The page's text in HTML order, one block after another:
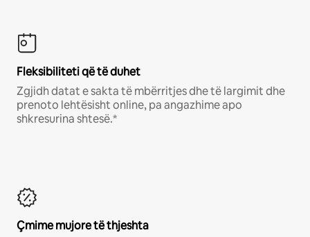
Fleksibiliteti që të duhet
Zgjidh datat e sakta të mbërritjes dhe të largimit dhe
prenoto lehtësisht online, pa angazhime apo
shkresurina shtesë.*
Çmime mujore të thjeshta